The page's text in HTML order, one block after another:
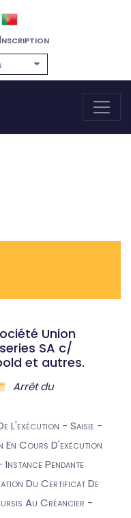
Inscription
Union
SA c/
et autres.
Arrêt du
L'exécution - Saisie -
Cours D'exécution
Pendante
Du Certificat De
Au Créancier -